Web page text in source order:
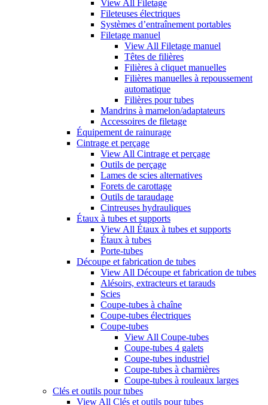
View All Filetage
Fileteuses électriques
Systèmes d’entraînement portables
Filetage manuel
View All Filetage manuel
Têtes de filières
Filières à cliquet manuelles
Filières manuelles à repoussement
automatique
Filières pour tubes
Mandrins à mamelon/adaptateurs
Accessoires de filetage
Équipement de rainurage
Cintrage et perçage
View All Cintrage et perçage
Outils de perçage
Lames de scies alternatives
Forets de carottage
Outils de taraudage
Cintreuses hydrauliques
Étaux à tubes et supports
View All Étaux à tubes et supports
Étaux à tubes
Porte-tubes
Découpe et fabrication de tubes
View All Découpe et fabrication de tubes
Alésoirs, extracteurs et tarauds
Scies
Coupe-tubes à chaîne
Coupe-tubes électriques
Coupe-tubes
View All Coupe-tubes
Coupe-tubes 4 galets
Coupe-tubes industriel
Coupe-tubes à charnières
Coupe-tubes à rouleaux larges
Clés et outils pour tubes
View All Clés et outils pour tubes